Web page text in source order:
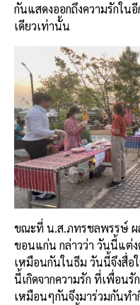
กันแสดงออกถึงความรักใ
เดียวเท่านั้น
ขณะที่ น.ส.ภทรชลพรรษ์ ผ
ขอนแก่น กล่าวว่า วันนี้แต่
เหมือนกันในธีม วันนี้จึงสื่อ
นี้เกิดจากความรัก ที่เพื่อน
เหมือนๆกันจึงมาร่วมกันท